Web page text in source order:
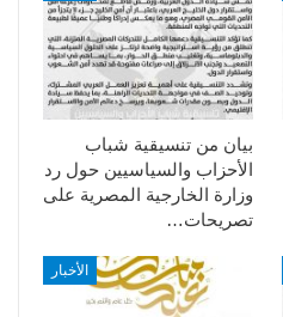
بيان من تنسيقية شباب
الأحزاب والسياسيين حول رد
وزارة الخارجية المصرية على
تصريحات…
الأخبار